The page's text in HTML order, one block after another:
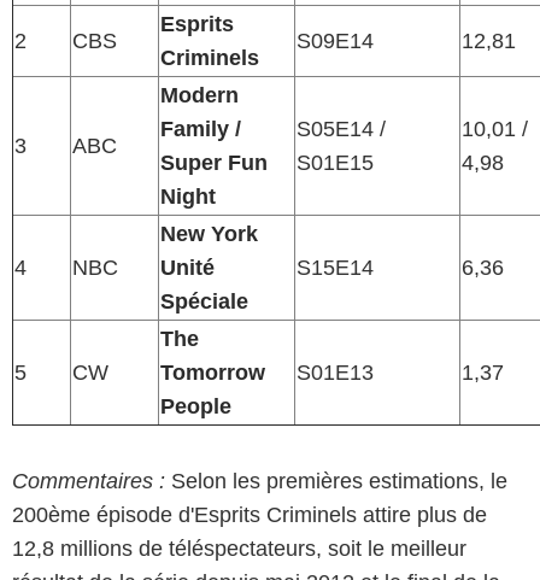
2 CBS
Esprits
Criminels
S09E14 12,81
3 ABC
Modern
Family /
Super Fun
Night
S05E14 /
S01E15
10,01 /
4,98
4 NBC
New York
Unité
Spéciale
S15E14 6,36
5 CW
The
Tomorrow
People
S01E13 1,37
Commentaires : Selon les premières estimations, le
200ème épisode d'Esprits Criminels attire plus de
12,8 millions de téléspectateurs, soit le meilleur